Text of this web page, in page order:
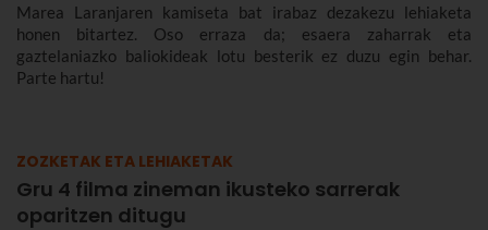
Marea Laranjaren kamiseta bat irabaz dezakezu lehiaketa
honen bitartez. Oso erraza da; esaera zaharrak eta
gaztelaniazko baliokideak lotu besterik ez duzu egin behar.
Parte hartu!
ZOZKETAK ETA LEHIAKETAK
Gru 4 filma zineman ikusteko sarrerak
oparitzen ditugu